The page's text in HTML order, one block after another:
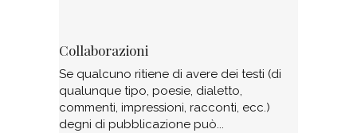
Collaborazioni
Se qualcuno ritiene di avere dei testi (di
qualunque tipo, poesie, dialetto,
commenti, impressioni, racconti, ecc.)
degni di pubblicazione può